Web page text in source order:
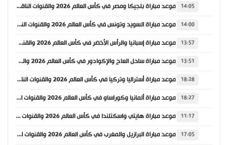
14:05 موعد مباراة بلجيكا ومصر في كأس العالم 2026 والقنوات الناقلة
14:00 موعد مباراة السويد وتونس في كأس العالم 2026 والقنوات الناقلة
13:57 موعد مباراة إسبانيا والرأس الأخضر في كأس العالم 2026 والقنوات الناقلة
13:51 موعد مباراة ساحل العاج والإكوادور في كأس العالم 2026 والقنوات الناقلة
18:28 موعد مباراة أستراليا وتركيا في كأس العالم 2026 والقنوات الناقلة
18:27 موعد مباراة ألمانيا وكوراساو في كأس العالم 2026 والقنوات الناقلة
11:17 موعد مباراة هايتي واسكتلندا في كأس العالم 2026 والقنوات الناقلة
17:05 موعد مباراة البرازيل والمغرب في كأس العالم 2026 والقنوات الناقلة